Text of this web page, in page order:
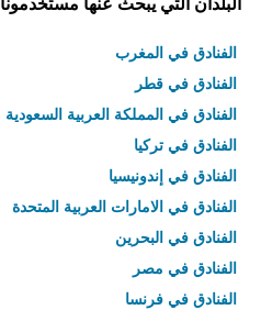
الفنادق في المغرب
الفنادق في قطر
الفنادق في المملكة العربية السعودية
الفنادق في تركيا
الفنادق في إندونيسيا
الفنادق في الامارات العربية المتحدة
الفنادق في البحرين
الفنادق في مصر
الفنادق في فرنسا